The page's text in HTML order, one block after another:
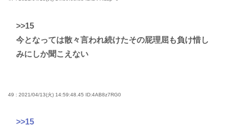
>>15
今となっては散々言われ続けたその屁理屈も負け惜し
みにしか聞こえない
49 : 2021/04/13(火) 14:59:48.45 ID:4AB8z7RG0
>>15